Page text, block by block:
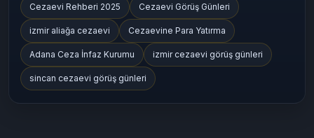
Cezaevi Rehberi 2025 Cezaevi Görüş Günleri
izmir aliağa cezaevi Cezaevine Para Yatırma
Adana Ceza İnfaz Kurumu izmir cezaevi görüş günleri
sincan cezaevi görüş günleri